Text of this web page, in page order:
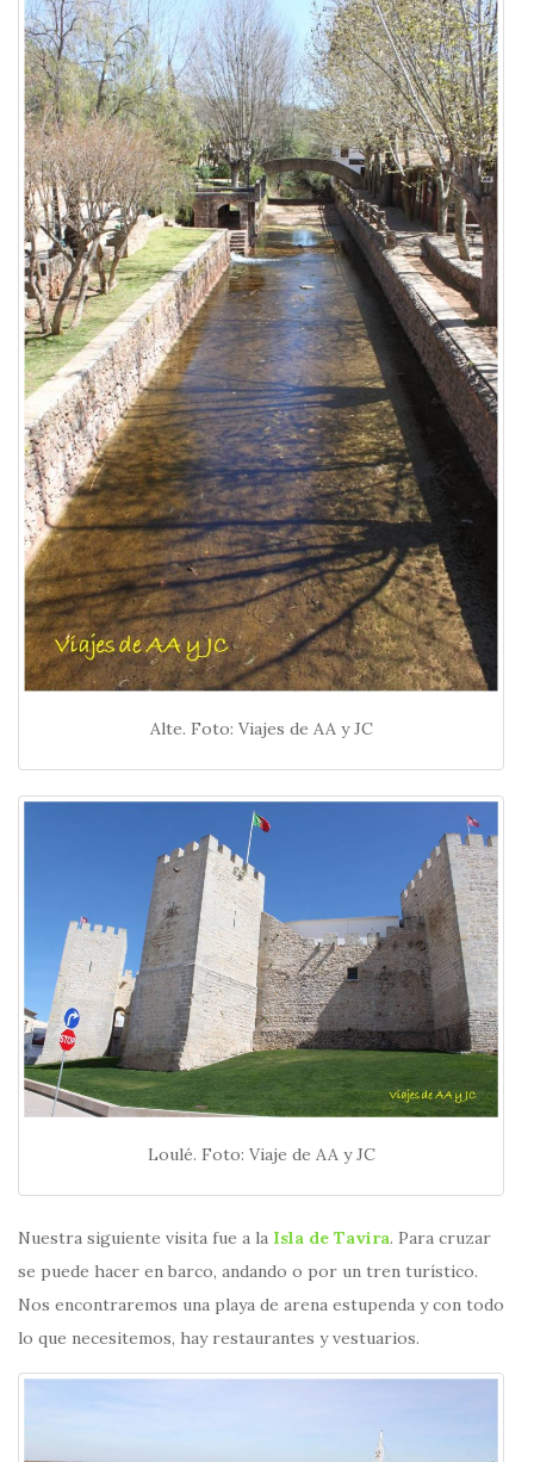
Alte. Foto: Viajes de AA y JC
Loulé. Foto: Viaje de AA y JC
Nuestra siguiente visita fue a la Isla de Tavira. Para cruzar
se puede hacer en barco, andando o por un tren turístico.
Nos encontraremos una playa de arena estupenda y con todo
lo que necesitemos, hay restaurantes y vestuarios.